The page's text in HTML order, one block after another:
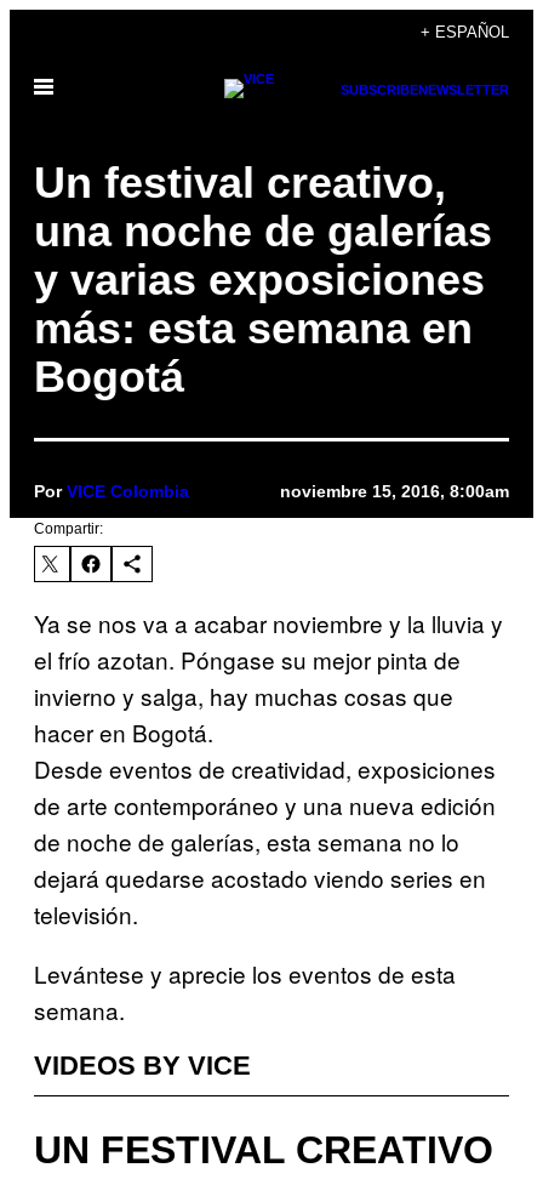
contenido
+ ESPAÑOL
Abrir
SUBSCRIBENEWSLETTER
Un festival creativo,
una noche de galerías
y varias exposiciones
más: esta semana en
Bogotá
PorVICE Colombia noviembre 15, 2016, 8:00am
Compartir:
Ya se nos va a acabar noviembre y la lluvia y
el frío azotan. Póngase su mejor pinta de
invierno y salga, hay muchas cosas que
hacer en Bogotá.
Desde eventos de creatividad, exposiciones
de arte contemporáneo y una nueva edición
de noche de galerías, esta semana no lo
dejará quedarse acostado viendo series en
televisión.
Levántese y aprecie los eventos de esta
semana.
VIDEOS BY VICE
UN FESTIVAL CREATIVO